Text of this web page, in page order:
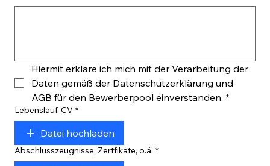
Hiermit erkläre ich mich mit der Verarbeitung der
Daten gemäß der Datenschutzerklärung und
AGB für den Bewerberpool einverstanden. *
Lebenslauf, CV *
Datei hochladen
Abschlusszeugnisse, Zertfikate, o.ä. *